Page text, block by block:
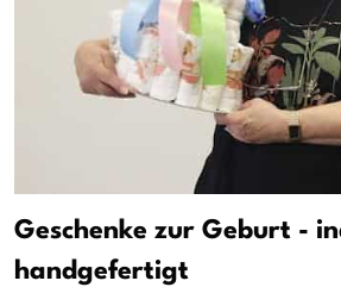
Geschenke zur Geburt -
handgefertigt